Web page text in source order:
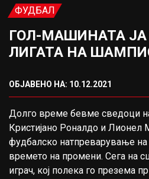
ФУДБАЛ
ГОЛ-МАШИНАТА
ЛИГАТА НА
ОБЈАВЕНО НА: 10.12.2021
Долго време бевме сведоци
Кристијано Роналдо и Лионел
фудбалско натпреварување на
времето на промени. Сега на
играч, кој полека го презема